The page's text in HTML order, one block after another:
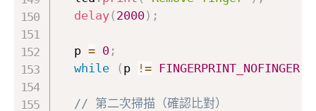
delay( 2000) ;
  p
= 0;
while
( p != FINGERPRINT_NOFINGER)
// 第二次掃描（確認比對）